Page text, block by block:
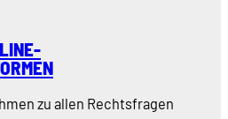
zu allen Rechtsfragen